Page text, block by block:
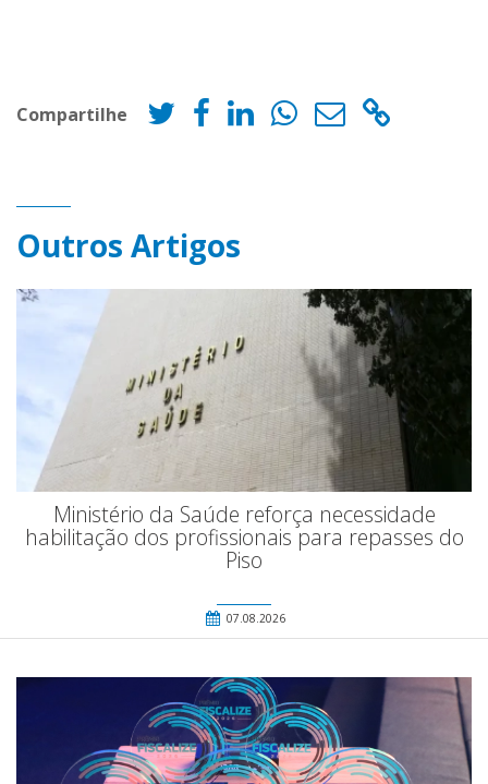
Compartilhe
Outros Artigos
Ministério da Saúde reforça necessidade
habilitação dos profissionais para repasses do
Piso
07.08.2026